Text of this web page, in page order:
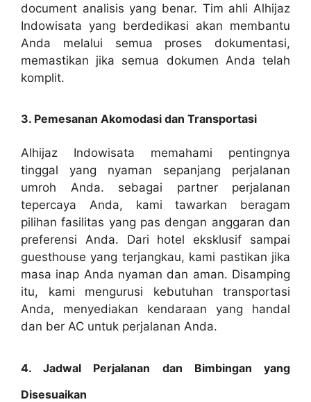
document analisis yang benar. Tim ahli Alhijaz
Indowisata yang berdedikasi akan membantu
Anda melalui semua proses dokumentasi,
memastikan jika semua dokumen Anda telah
komplit.
3. Pemesanan Akomodasi dan Transportasi
Alhijaz Indowisata memahami pentingnya
tinggal yang nyaman sepanjang perjalanan
umroh Anda. sebagai partner perjalanan
tepercaya Anda, kami tawarkan beragam
pilihan fasilitas yang pas dengan anggaran dan
preferensi Anda. Dari hotel eksklusif sampai
guesthouse yang terjangkau, kami pastikan jika
masa inap Anda nyaman dan aman. Disamping
itu, kami mengurusi kebutuhan transportasi
Anda, menyediakan kendaraan yang handal
dan ber AC untuk perjalanan Anda.
4. Jadwal Perjalanan dan Bimbingan yang
Disesuaikan